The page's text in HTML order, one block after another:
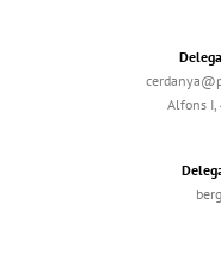
Alfons I,